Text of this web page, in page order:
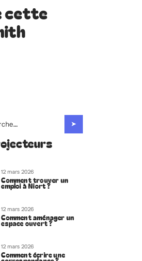
cette
12 mars 2026
Comment trouver un
emploi à Niort ?
12 mars 2026
Comment aménager un
espace ouvert ?
12 mars 2026
Comment écrire une